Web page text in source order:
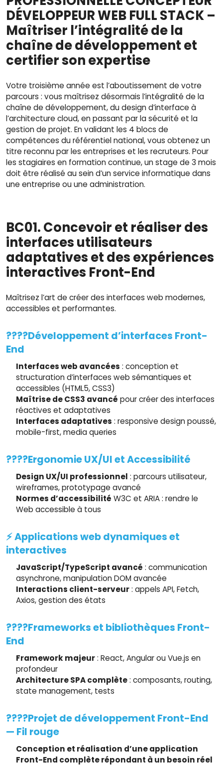
DÉVELOPPEUR WEB FULL STACK–
Maîtriser l’intégralité de la
chaîne de développement et
certifier son expertise
Votre troisième année est l’aboutissement de votre
parcours : vous maîtrisez désormais l’intégralité de la
chaîne de développement, du design d’interface à
l’architecture cloud, en passant par la sécurité et la
gestion de projet. En validant les 4 blocs de
compétences du référentiel national, vous obtenez un
titre reconnu par les entreprises et les recruteurs. Pour
les stagiaires en formation continue, un stage de 3 mois
doit être réalisé au sein d’un service informatique dans
une entreprise ou une administration.
BC01. Concevoir et réaliser des
interfaces utilisateurs
adaptatives et des expériences
interactives Front-End
Maîtrisez l’art de créer des interfaces web modernes,
accessibles et performantes.
????️Développement d’interfaces Front-
End
Interfaces web avancées : conception et
structuration d’interfaces web sémantiques et
accessibles (HTML5, CSS3)
Maîtrise de CSS3 avancé pour créer des interfaces
réactives et adaptatives
Interfaces adaptatives : responsive design poussé,
mobile-first, media queries
????Ergonomie UX/UI et Accessibilité
Design UX/UI professionnel : parcours utilisateur,
wireframes, prototypage avancé
Normes d’accessibilité W3C et ARIA : rendre le
Web accessible à tous
⚡ Applications web dynamiques et
interactives
JavaScript/TypeScript avancé : communication
asynchrone, manipulation DOM avancée
Interactions client-serveur: appels API, Fetch,
Axios, gestion des états
????Frameworks et bibliothèques Front-
End
Framework majeur: React, Angular ou Vue.js en
profondeur
Architecture SPA complète: composants, routing,
state management, tests
????Projet de développement Front-End
— Fil rouge
Conception et réalisation d’une application
Front-End complète répondant à un besoin réel